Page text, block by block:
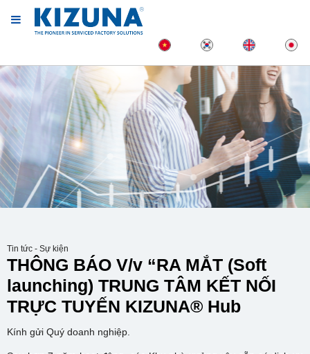
Tin tức - Sự kiện
THÔNG BÁO V/v “RA MẮT (Soft
launching) TRUNG TÂM KẾT NỐI
TRỰC TUYẾN KIZUNA® Hub
Kính gửi Quý doanh nghiệp.